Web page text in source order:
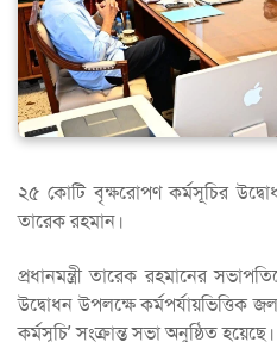
২৫ কোটি বৃক্ষরোপণ কর্মসূচির
তারেক রহমান।
প্রধানমন্ত্রী তারেক রহমানের
উদ্বোধন উপলক্ষে কর্মপর্যায়ভিত্তিক
কর্মসূচি’ সংক্রান্ত সভা অনুষ্ঠিত হয়েছে।